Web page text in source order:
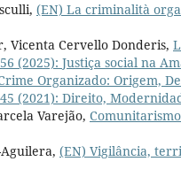
(EN) La criminalità
Vicenta Cervello Donderis,
(2025): Justiça social na
Organizado: Origem,
(2021): Direito,
Varejão,
(EN) Vigilância,